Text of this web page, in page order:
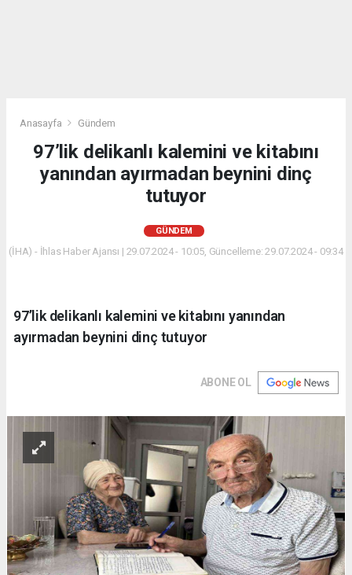
Anasayfa Gündem
97’lik delikanlı kalemini ve kitabını
yanından ayırmadan beynini dinç
tutuyor
GÜNDEM
(İHA) - İhlas Haber Ajansı | 29.07.2024 - 10:05, Güncelleme: 29.07.2024 - 09:34
97’lik delikanlı kalemini ve kitabını yanından
ayırmadan beynini dinç tutuyor
ABONE OL